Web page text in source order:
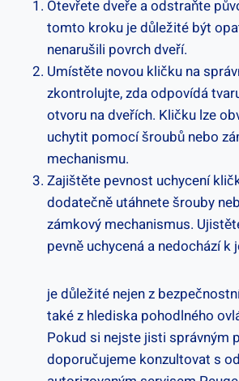
Otevřete dveře a odstraňte
tomto kroku‍ je důležité být
nenarušili povrch dveří.
Umístěte novou kličku‍ na
zkontrolujte, zda odpovídá
otvoru na dveřích. Kličku lze
uchytit pomocí šroubů nebo
mechanismu.
Zajištěte pevnost uchycení
dodatečně utáhnete šrouby
zámkový mechanismus.
pevně uchycená a nedochází k
je důležité‍ nejen z
také z hlediska pohodlného
Pokud si nejste jisti správným
doporučujeme ⁤konzultovat s